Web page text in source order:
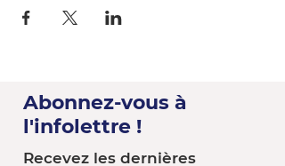
Abonnez-vous à
l'infolettre !
Recevez les dernières